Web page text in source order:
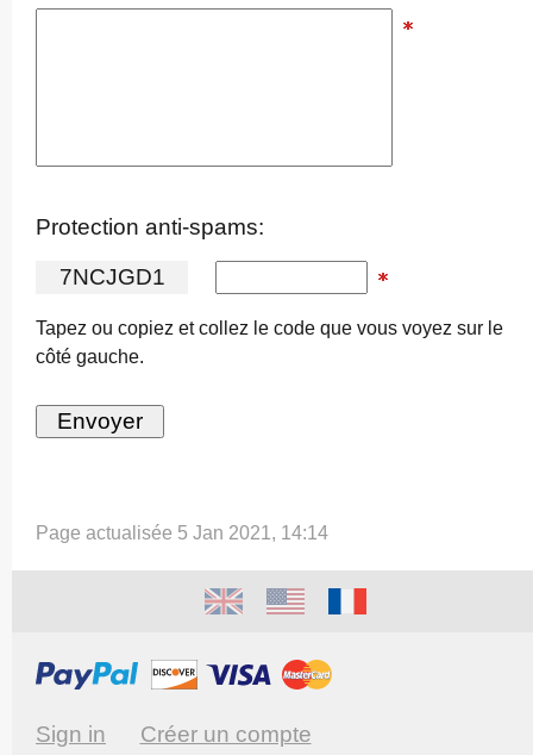
Protection anti-spams:
7NCJGD1
Tapez ou copiez et collez le code que vous voyez sur le
côté gauche.
Page actualisée 5 Jan 2021, 14:14
Sign in Créer un compte